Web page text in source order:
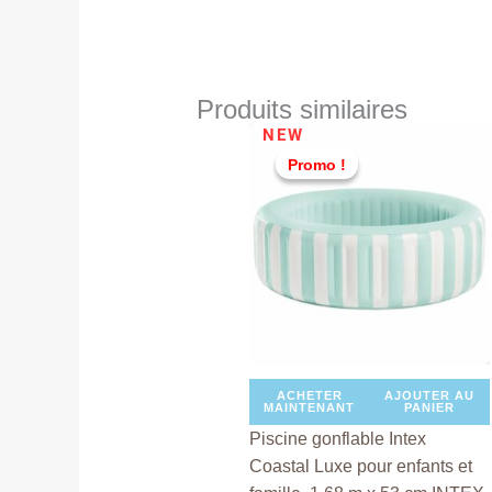
Produits similaires
Promo !
NEW
Promo !
ACHETER
MAINTENANT
AJOUTER AU
PANIER
Piscine gonflable Intex
Coastal Luxe pour enfants et
initial
était :
299,000.
TND